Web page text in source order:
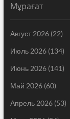
Мұрағат
Август 2026(22)
Июль 2026(134)
Июнь 2026(141)
Май 2026(60)
Апрель 2026(53)